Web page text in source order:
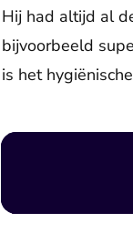
Hij had altijd al
bijvoorbeeld
is het